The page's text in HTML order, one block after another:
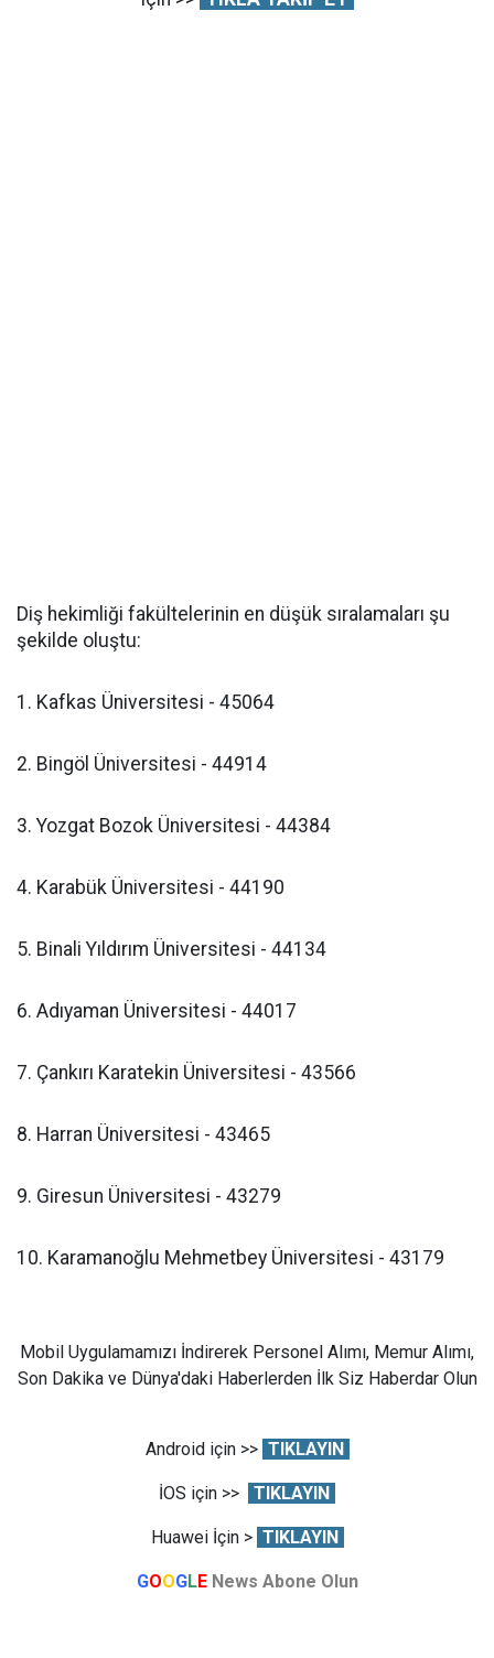
Diş hekimliği fakültelerinin en düşük sıralamaları şu
şekilde oluştu:
1. Kafkas Üniversitesi - 45064
2. Bingöl Üniversitesi - 44914
3. Yozgat Bozok Üniversitesi - 44384
4. Karabük Üniversitesi - 44190
5. Binali Yıldırım Üniversitesi - 44134
6. Adıyaman Üniversitesi - 44017
7. Çankırı Karatekin Üniversitesi - 43566
8. Harran Üniversitesi - 43465
9. Giresun Üniversitesi - 43279
10. Karamanoğlu Mehmetbey Üniversitesi - 43179
Mobil Uygulamamızı İndirerek Personel Alımı, Memur Alımı,
Son Dakika ve Dünya'daki Haberlerden İlk Siz Haberdar Olun
Android için >> TIKLAYIN
İOS için >> TIKLAYIN
Huawei İçin > TIKLAYIN
GOOGLE News Abone Olun